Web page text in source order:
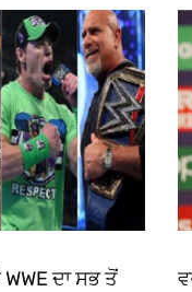
ਦਾ ਸਭ ਤੋਂ